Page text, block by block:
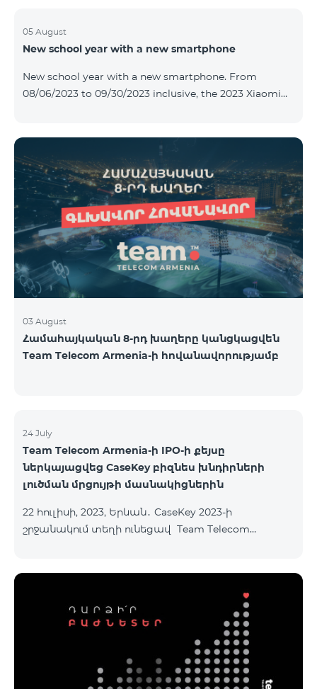
05 August
New school year with a new smartphone
New school year with a new smartphone. From
08/06/2023 to 09/30/2023 inclusive, the 2023 Xiaomi
- the 1st month is free. A smartphone can also be
purchased on credit, starting from 1250 AMD per
month. Bank charges are added to the monthly fee.
Tariff terms are below. Prepaid package Teamtok.
Monthly fee: 2500 AMD 250minutes to RA, Artsakh,
USA and Canada, Beeline Russia and Tele2 mob
03 August
Համահայկական 8-րդ խաղերը կանցկացվեն
Team Telecom Armenia-ի հովանավորությամբ
24 July
Team Telecom Armenia-ի IPO-ի քեյսը
ներկայացվեց CaseKey բիզնես խնդիրների
լուծման մրցույթի մասնակիցներին
22 հուլիսի, 2023, Երևան․ CaseKey 2023-ի
շրջանակում տեղի ունեցավ Team Telecom
երիտասարդներ ծանոթացան առաջնային
հրապարակային տեղաբաշխման բոլոր
մանրամասներին ու թիմերին տրամադրվեց
ընկերության զարգացման ռազմավարական
խնդիրը։ Լուծումներ առաջարկելու համար թիմերն
ունենալու են ընդամենը 72 ժամ։ Հաջողություն